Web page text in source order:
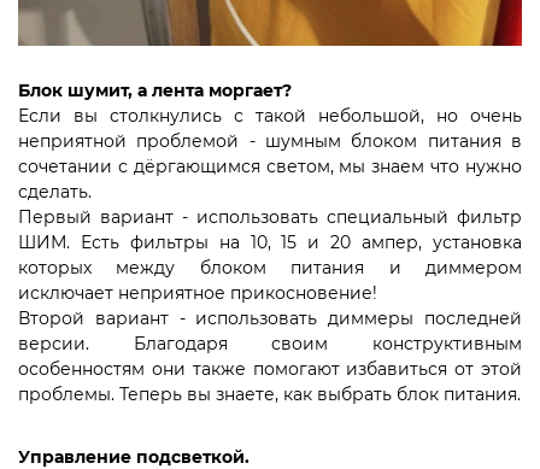
Блок шумит, а лента моргает?
Если вы столкнулись с такой небольшой, но очень
неприятной проблемой - шумным блоком питания в
сочетании с дёргающимся светом, мы знаем что нужно
сделать.
Первый вариант - использовать специальный фильтр
ШИМ. Есть фильтры на 10, 15 и 20 ампер, установка
которых между блоком питания и диммером
исключает неприятное прикосновение!
Второй вариант - использовать диммеры последней
версии. Благодаря своим конструктивным
особенностям они также помогают избавиться от этой
проблемы. Теперь вы знаете, как выбрать блок питания.
Управление подсветкой.